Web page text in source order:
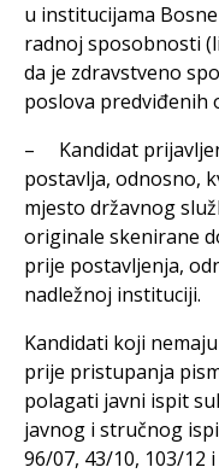
u institucijama
radnoj sposobnosti
da je zdravstveno
poslova predviđenih
– Kandidat
postavlja, odnosno,
mjesto državnog
originale skenirane
prije postavljenja,
nadležnoj instituciji.
Kandidati koji
prije pristupanja
polagati javni ispit
javnog i stručnog
96/07, 43/10, 103/12